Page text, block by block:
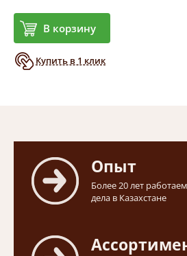
В корзину
Купить в 1 клик
Опыт
Более 20 лет
дела в Казахстане